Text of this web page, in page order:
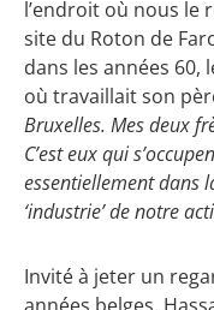
l’endroit où nous le
site du Roton de
dans les années 60,
où travaillait son
Bruxelles. Mes deux
C’est eux qui
essentiellement dans
‘industrie’ de notre
Invité à jeter un